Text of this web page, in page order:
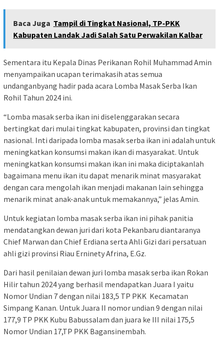
Baca Juga Tampil di Tingkat Nasional, TP-PKK
Kabupaten Landak Jadi Salah Satu Perwakilan Kalbar
Sementara itu Kepala Dinas Perikanan Rohil Muhammad Amin
menyampaikan ucapan terimakasih atas semua
undanganbyang hadir pada acara Lomba Masak Serba Ikan
Rohil Tahun 2024 ini.
“Lomba masak serba ikan ini diselenggarakan secara
bertingkat dari mulai tingkat kabupaten, provinsi dan tingkat
nasional. Inti daripada lomba masak serba ikan ini adalah untuk
meningkatkan konsumsi makan ikan di masyarakat. Untuk
meningkatkan konsumsi makan ikan ini maka diciptakanlah
bagaimana menu ikan itu dapat menarik minat masyarakat
dengan cara mengolah ikan menjadi makanan lain sehingga
menarik minat anak-anak untuk memakannya,” jelas Amin.
Untuk kegiatan lomba masak serba ikan ini pihak panitia
mendatangkan dewan juri dari kota Pekanbaru diantaranya
Chief Marwan dan Chief Erdiana serta Ahli Gizi dari persatuan
ahli gizi provinsi Riau Erninety Afrina, E.Gz.
Dari hasil penilaian dewan juri lomba masak serba ikan Rokan
Hilir tahun 2024 yang berhasil mendapatkan Juara I yaitu
Nomor Undian 7 dengan nilai 183,5 TP PKK Kecamatan
Simpang Kanan. Untuk Juara II nomor undian 9 dengan nilai
177,9 TP PKK Kubu Babussalam dan juara ke III nilai 175,5
Nomor Undian 17,TP PKK Bagansinembah.